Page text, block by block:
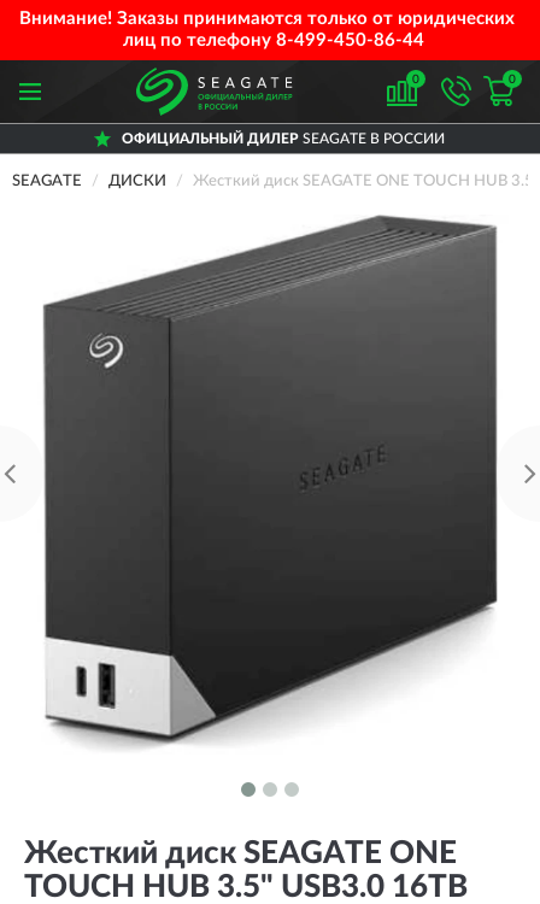
Внимание! Заказы принимаются только от юридических
лиц по телефону 8-499-450-86-44
0 0
ОФИЦИАЛЬНЫЙ ДИЛЕРSEAGATE В РОССИИ
SEAGATE ДИСКИ Жесткий диск SEAGATE ONE TOUCH HUB
Жесткий диск SEAGATE ONE
TOUCH HUB 3.5" USB3.0 16TB